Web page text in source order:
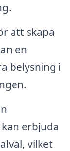
att skapa
en
belysning i
erbjuda
vilket